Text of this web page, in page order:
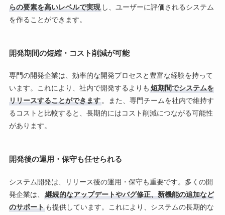
らの要素を高いレベルで実現し、ユーザーに評価されるシステム
を作ることができます。
開発期間の短縮・コスト削減が可能
専門の開発企業は、効率的な開発プロセスと豊富な経験を持って
います。これにより、社内で開発するよりも 短期間でシステムを
リリースすることができます。また、専門チームを社内で維持す
るコストと比較すると、長期的にはコスト削減につながる可能性
があります。
開発後の運用・保守も任せられる
システム開発は、リリース後の運用・保守も重要です。多くの開
発企業は、
継続的なアップデートやバグ修正、新機能の追加など
のサポートも提供しています。これにより、システムの長期的な